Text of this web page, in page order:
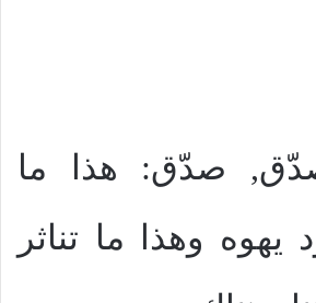
صدّق: هذا ما
يهوه وهذا ما تناثر